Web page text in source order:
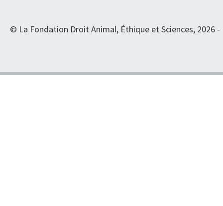
© La Fondation Droit Animal, Éthique et Sciences, 2026 -